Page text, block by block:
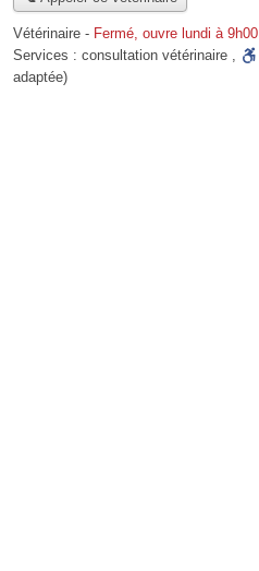
Vétérinaire - Fermé, ouvre lundi à 9h00
Services : consultation vétérinaire ,
adaptée)